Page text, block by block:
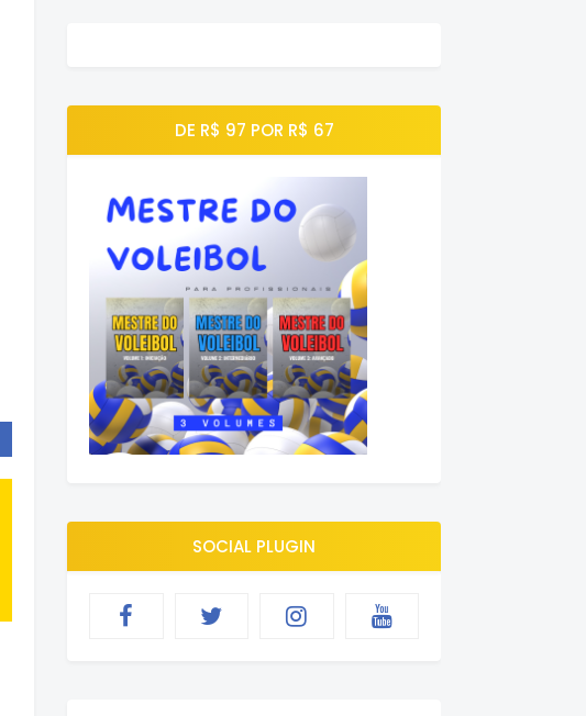
DE R$ 97 POR R$ 67
SOCIAL PLUGIN